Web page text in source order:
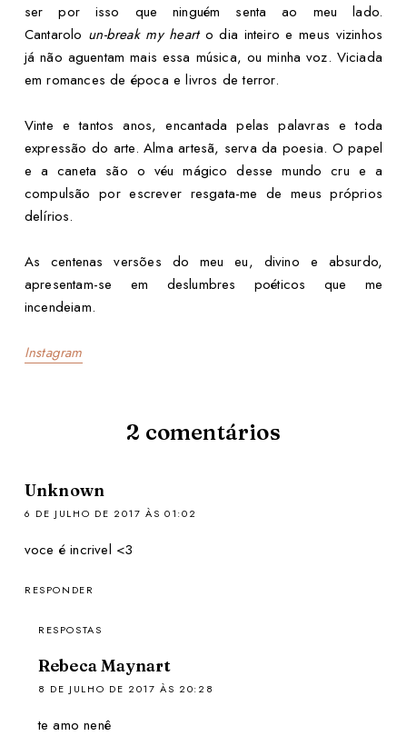
ser por isso que ninguém senta ao meu lado.
Cantarolo un-break my hearto dia inteiro e meus vizinhos
já não aguentam mais essa música, ou minha voz. Viciada
em romances de época e livros de terror.
Vinte e tantos anos, encantada pelas palavras e toda
expressão do arte. Alma artesã, serva da poesia. O papel
e a caneta são o véu mágico desse mundo cru e a
compulsão por escrever resgata-me de meus próprios
delírios.
As centenas versões do meu eu, divino e absurdo,
apresentam-se em deslumbres poéticos que me
incendeiam.
Instagram
2 comentários
Unknown
6 DE JULHO DE 2017 ÀS 01:02
voce é incrivel <3
RESPONDER
RESPOSTAS
Rebeca Maynart
8 DE JULHO DE 2017 ÀS 20:28
te amo nenê